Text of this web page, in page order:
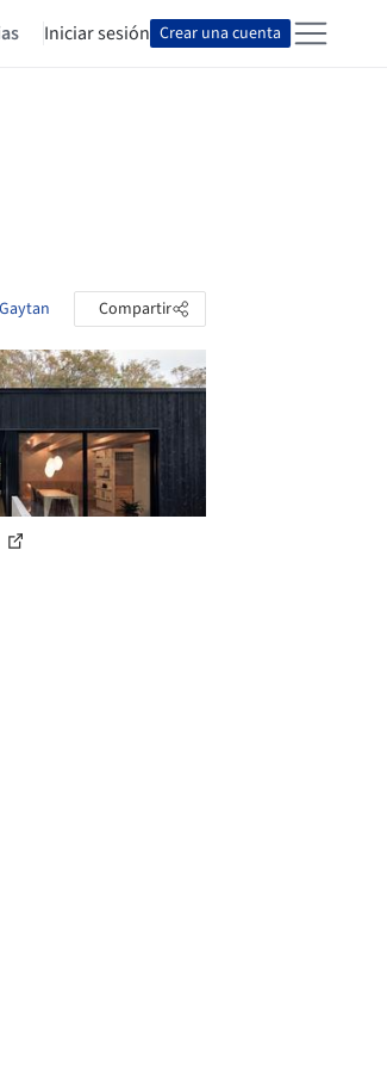
Iniciar sesión Crear una cuenta
Compartir